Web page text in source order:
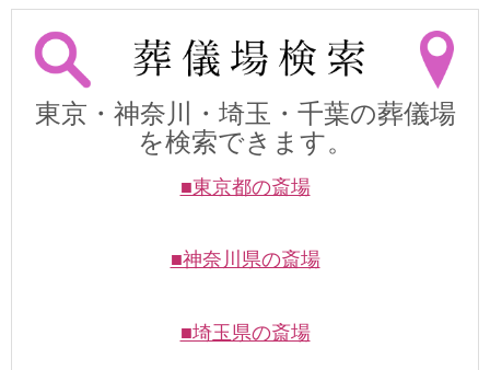
東京・神奈川・埼玉・千葉の葬儀場
を検索できます。
■東京都の斎場
■神奈川県の斎場
■埼玉県の斎場